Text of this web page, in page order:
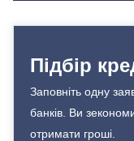
Підбір
Заповніть одну
банків. Ви
отримати гроші.